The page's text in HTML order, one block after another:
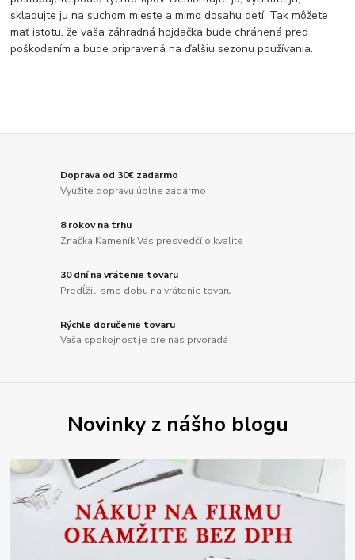
skladujte ju na suchom mieste a mimo dosahu detí. Tak môžete
mať istotu, že vaša záhradná hojdačka bude chránená pred
poškodením a bude pripravená na ďalšiu sezónu používania.
Doprava od 30€ zadarmo
Využite dopravu úplne zadarmo
8 rokov na trhu
Značka Kameník Vás presvedčí o kvalite
30 dní na vrátenie tovaru
Predĺžili sme dobu na vrátenie tovaru
Rýchle doručenie tovaru
Vaša spokojnosť je pre nás prvoradá
Novinky z nášho blogu